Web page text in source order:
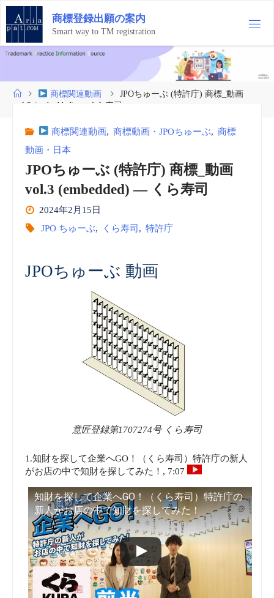
コ
テ
ン
ツ
ス
商標登録出願の案内
Smart way to TM registration
ホ
ー
商標関連動画
JPOちゅーぶ (特許庁) 商標_動画
vol.3 (embedded) — くら寿司
商標関連動画, 商標動画・JPOちゅーぶ, 商標
動画・日本
JPOちゅーぶ (特許庁) 商標_動画
vol.3 (embedded) — くら寿司
2024年2月15日
JPO ちゅーぶ, くら寿司, 特許庁
JPOちゅーぶ 動画
意匠登録第1707274号 くら寿司
1.知財を探して企業へGO！（くら寿司）特許庁の新人
がお店の中で知財を探してみた！, 7:07
知財を探して企業へGO！（くら寿司）特許庁の
新人がお店の中で知財を探してみた！